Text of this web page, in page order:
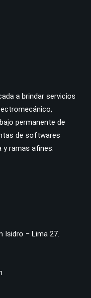
a brindar servicios
permanente de
de softwares
ramas afines.
Isidro – Lima 27.